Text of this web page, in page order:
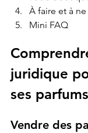
À faire et à
Mini FAQ
juridique
ses
Vendre des